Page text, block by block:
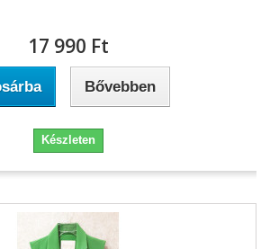
17 990 Ft‎
Bővebben
Készleten